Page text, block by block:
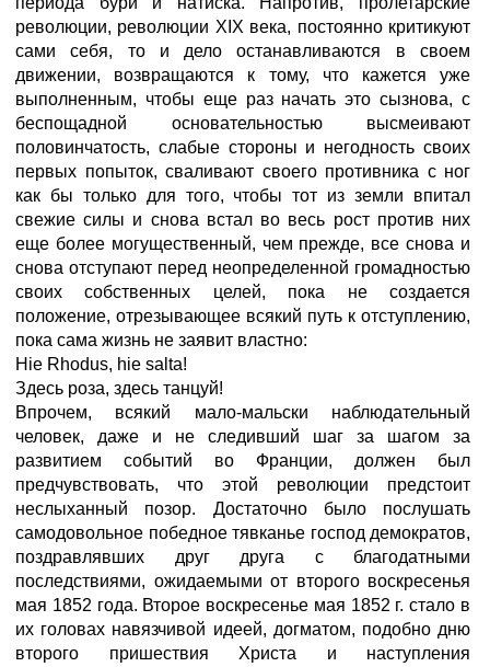
революции, революции XIX века, постоянно критикуют
сами себя, то и дело останавливаются в своем
движении, возвращаются к тому, что кажется уже
выполненным, чтобы еще раз начать это сызнова, с
беспощадной основательностью высмеивают
половинчатость, слабые стороны и негодность своих
первых попыток, сваливают своего противника с ног
как бы только для того, чтобы тот из земли впитал
свежие силы и снова встал во весь рост против них
еще более могущественный, чем прежде, все снова и
снова отступают перед неопределенной громадностью
своих собственных целей, пока не создается
положение, отрезывающее всякий путь к отступлению,
пока сама жизнь не заявит властно:
Hie Rhodus, hie salta!
Здесь роза, здесь танцуй!
Впрочем, всякий мало-мальски наблюдательный
человек, даже и не следивший шаг за шагом за
развитием событий во Франции, должен был
предчувствовать, что этой революции предстоит
неслыханный позор. Достаточно было послушать
самодовольное победное тявканье господ демократов,
поздравлявших друг друга с благодатными
последствиями, ожидаемыми от второго воскресенья
мая 1852 года. Второе воскресенье мая 1852 г. стало в
их головах навязчивой идеей, догматом, подобно дню
второго пришествия Христа и наступления